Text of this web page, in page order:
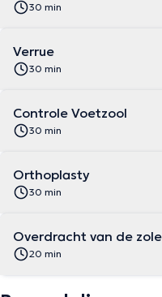
30 min
Verrue
30 min
Controle Voetzool
30 min
Orthoplasty
30 min
Overdracht van de
20 min